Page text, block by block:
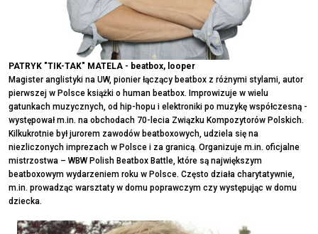
PATRYK "TIK-TAK" MATELA - beatbox, looper
Magister anglistyki na UW, pionier łączący beatbox z różnymi stylami, autor
pierwszej w Polsce książki o human beatbox. Improwizuje w wielu
gatunkach muzycznych, od hip-hopu i elektroniki po muzykę współczesną -
występował m.in. na obchodach 70-lecia Związku Kompozytorów Polskich.
Kilkukrotnie był jurorem zawodów beatboxowych, udziela się na
niezliczonych imprezach w Polsce i za granicą. Organizuje m.in. oficjalne
mistrzostwa – WBW Polish Beatbox Battle, które są największym
beatboxowym wydarzeniem roku w Polsce. Często działa charytatywnie,
m.in. prowadząc warsztaty w domu poprawczym czy występując w domu
dziecka.